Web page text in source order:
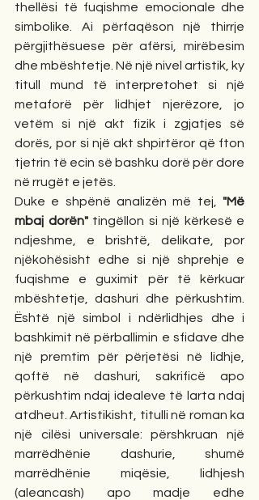
thellësi të fuqishme emocionale dhe
simbolike. Ai përfaqëson një thirrje
përgjithësuese për afërsi, mirëbesim
dhe mbështetje. Në një nivel artistik, ky
titull mund të interpretohet si një
metaforë për lidhjet njerëzore, jo
vetëm si një akt fizik i zgjatjes së
dorës, por si një akt shpirtëror që fton
tjetrin të ecin së bashku dorë për dore
në rrugët e jetës.
Duke e shpënë analizën më tej, "Më
mbaj dorën" tingëllon si një kërkesë e
ndjeshme, e brishtë, delikate, por
njëkohësisht edhe si një shprehje e
fuqishme e guximit për të kërkuar
mbështetje, dashuri dhe përkushtim.
Është një simbol i ndërlidhjes dhe i
bashkimit në përballimin e sfidave dhe
një premtim për përjetësi në lidhje,
qoftë në dashuri, sakrificë apo
përkushtim ndaj idealeve të larta ndaj
atdheut. Artistikisht, titulli në roman ka
një cilësi universale: përshkruan një
marrëdhënie dashurie, shumë
marrëdhënie miqësie, lidhjesh
(aleancash) apo madje edhe